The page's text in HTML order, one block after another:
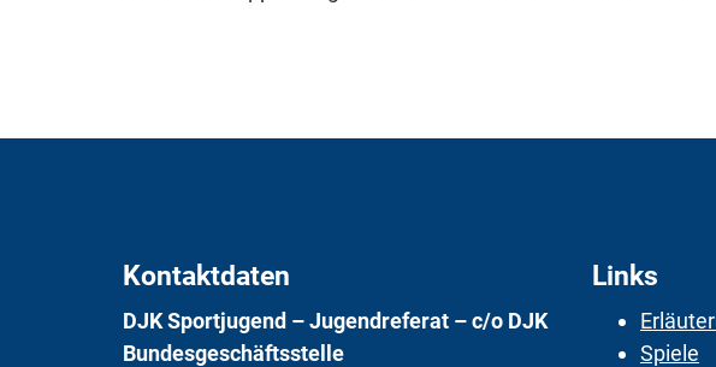
Kontaktdaten
DJK Sportjugend – Jugendreferat – c/o DJK
Bundesgeschäftsstelle
Links
Spiele